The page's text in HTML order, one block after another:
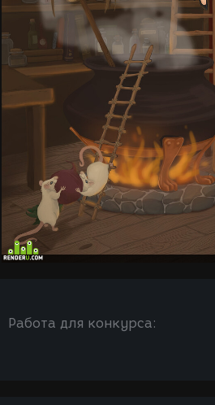
Работа для конкурса: